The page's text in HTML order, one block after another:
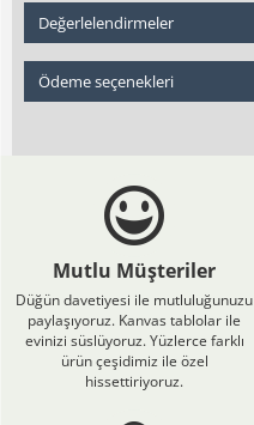
Değerlelendirmeler
Ödeme seçenekleri
Mutlu Müşteriler
Düğün davetiyesi ile mutluluğunuzu
paylaşıyoruz. Kanvas tablolar ile
evinizi süslüyoruz. Yüzlerce farklı
ürün çeşidimiz ile özel
hissettiriyoruz.